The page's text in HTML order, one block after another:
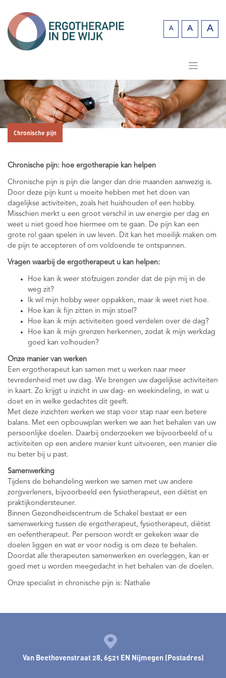
content
A
font size.
A
font
size.
A
Chronische pijn
Chronische pijn: hoe ergotherapie kan helpen
Chronische pijn is pijn die langer dan drie maanden aanwezig is.
Door deze pijn kunt u moeite hebben met het doen van
dagelijkse activiteiten, zoals het huishouden of een hobby.
Misschien merkt u een groot verschil in uw energie per dag en
weet u niet goed hoe hiermee om te gaan. De pijn kan een
grote rol gaan spelen in uw leven. Dit kan het moeilijk maken om
de pijn te accepteren of om voldoende te ontspannen.
Vragen waarbij de ergotherapeut u kan helpen:
Hoe kan ik weer stofzuigen zonder dat de pijn mij in de
weg zit?
Ik wil mijn hobby weer oppakken, maar ik weet niet hoe.
Hoe kan ik fijn zitten in mijn stoel?
Hoe kan ik mijn activiteiten goed verdelen over de dag?
Hoe kan ik mijn grenzen herkennen, zodat ik mijn werkdag
goed kan volhouden?
Onze manier van werken
Een ergotherapeut kan samen met u werken naar meer
tevredenheid met uw dag. We brengen uw dagelijkse activiteiten
in kaart. Zo krijgt u inzicht in uw dag- en weekindeling, in wat u
doet en in welke gedachtes dit geeft.
Met deze inzichten werken we stap voor stap naar een betere
balans. Met een opbouwplan werken we aan het behalen van uw
persoonlijke doelen. Daarbij onderzoeken we bijvoorbeeld of u
activiteiten op een andere manier kunt uitvoeren, een manier die
nu beter bij u past.
Samenwerking
Tijdens de behandeling werken we samen met uw andere
zorgverleners, bijvoorbeeld een fysiotherapeut, een diëtist en
praktijkondersteuner.
Binnen Gezondheidscentrum de Schakel bestaat er een
samenwerking tussen de ergotherapeut, fysiotherapeut, diëtist
en oefentherapeut. Per persoon wordt er gekeken waar de
doelen liggen en wat er voor nodig is om deze te behalen.
Doordat alle therapeuten samenwerken en overleggen, kan er
goed met u worden meegedacht in het behalen van de doelen.
Onze specialist in chronische pijn is: Nathalie
Van Beethovenstraat 28, 6521 EN Nijmegen (Postadres)